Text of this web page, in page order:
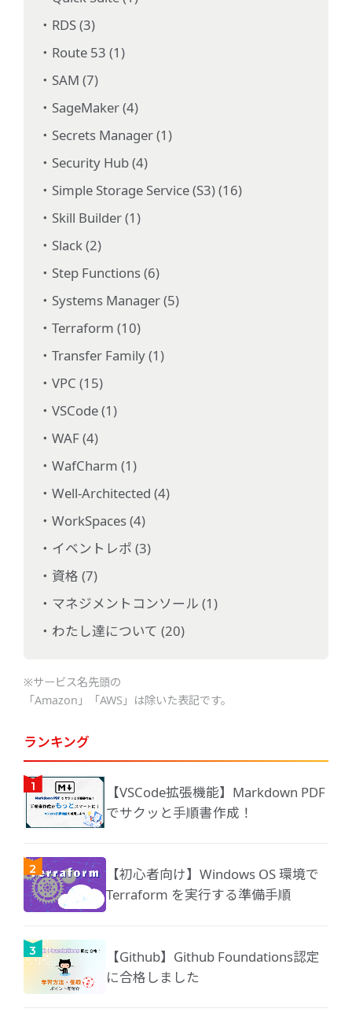
RDS (3)
Route 53 (1)
SAM (7)
SageMaker (4)
Secrets Manager (1)
Security Hub (4)
Simple Storage Service (S3) (16)
Skill Builder (1)
Slack (2)
Step Functions (6)
Systems Manager (5)
Terraform (10)
Transfer Family (1)
VPC (15)
VSCode (1)
WAF (4)
WafCharm (1)
Well-Architected (4)
WorkSpaces (4)
イベントレポ (3)
資格 (7)
マネジメントコンソール (1)
わたし達について (20)
※サービス名先頭の
「Amazon」「AWS」は除いた表記です。
ランキング
【VSCode拡張機能】Markdown PDF
でサクッと手順書作成！
【初心者向け】Windows OS 環境で
Terraform を実行する準備手順
【Github】Github Foundations認定
に合格しました